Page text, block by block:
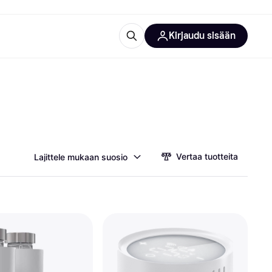
Kirjaudu sisään
Lajittele mukaan suosio Vertaa tuotteita